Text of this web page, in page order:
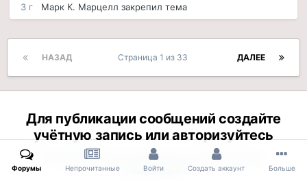
3 г Марк К. Марцелл закрепил тема
НАЗАД ДАЛЕЕ
Страница 1 из 33
Для публикации сообщений создайте
учётную запись или авторизуйтесь
Вы должны быть пользователем, чтобы оставить
комментарий
Форумы Непрочитанные Войти Создать аккаунт Больше